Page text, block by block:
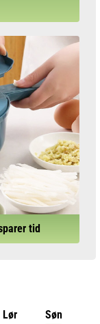
tid
Lør
Søn